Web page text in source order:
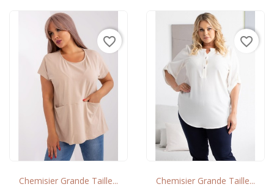
Chemisier Grande Taille...
favorite_border
Chemisier Grande Taille...
favorite_border